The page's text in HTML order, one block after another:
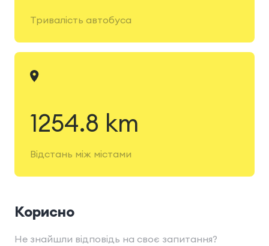
Тривалість автобуса
1254.8 km
Відстань між містами
Корисно
Не знайшли відповідь на своє запитання?